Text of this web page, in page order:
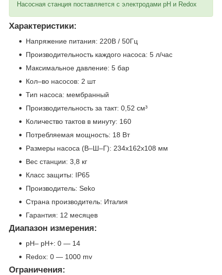
Насосная станция поставляется с электродами pH и Redox
Характеристики:
Напряжение питания: 220В / 50Гц
Производительность каждого насоса: 5 л/час
Максимальное давление: 5 бар
Кол–во насосов: 2 шт
Тип насоса: мембранный
Производительность за такт: 0,52 см³
Количество тактов в минуту: 160
Потребляемая мощность: 18 Вт
Размеры насоса (В–Ш–Г): 234x162x108 мм
Вес станции: 3,8 кг
Класс защиты: IP65
Производитель: Seko
Страна производитель: Италия
Гарантия: 12 месяцев
Диапазон измерения:
pH– pH+: 0 — 14
Redox: 0 — 1000 mv
Ограничения: